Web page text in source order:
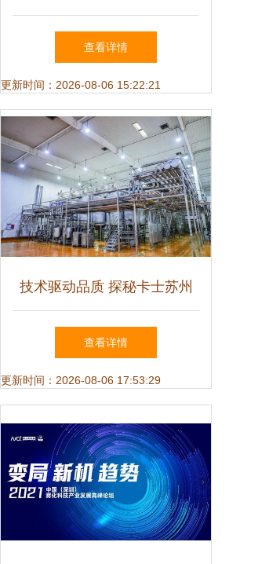
力高质量发展 技术服务与技
术开发的双轮驱动
查看详情
更新时间：2026-08-06 15:22:21
技术驱动品质 探秘卡士苏州
工厂的酸奶智造逻辑
查看详情
更新时间：2026-08-06 17:53:29